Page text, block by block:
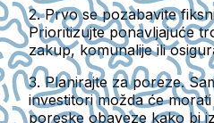
2.Prvo se pozabavite
Prioritizujte ponavljajuće
zakup, komunalije ili
3.Planirajte za poreze.
investitori možda će
poreske obaveze kako bi